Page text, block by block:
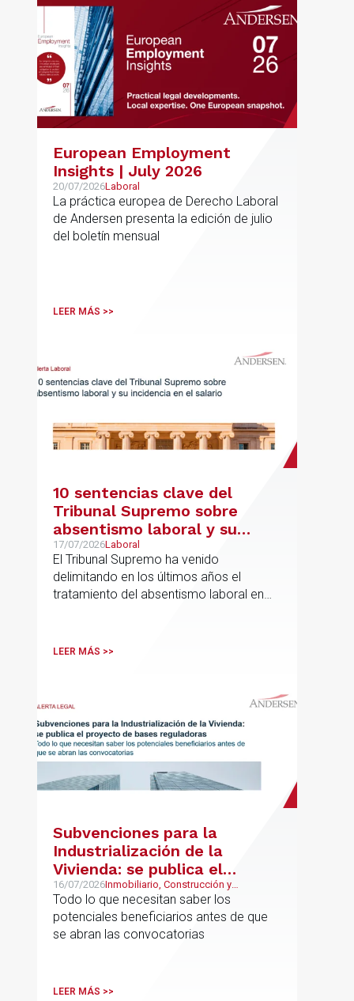
European Employment
Insights | July 2026
20/07/2026Laboral
La práctica europea de Derecho Laboral
de Andersen presenta la edición de julio
del boletín mensual
LEER MÁS >>
10 sentencias clave del
Tribunal Supremo sobre
absentismo laboral y su
incidencia en el salario
17/07/2026Laboral
El Tribunal Supremo ha venido
delimitando en los últimos años el
tratamiento del absentismo laboral en
asistencia, complementos de
LEER MÁS >>
Subvenciones para la
Industrialización de la
Vivienda: se publica el
proyecto de bases
reguladoras
16/07/2026Inmobiliario, Construcción y
Urbanismo
Todo lo que necesitan saber los
potenciales beneficiarios antes de que
se abran las convocatorias
LEER MÁS >>